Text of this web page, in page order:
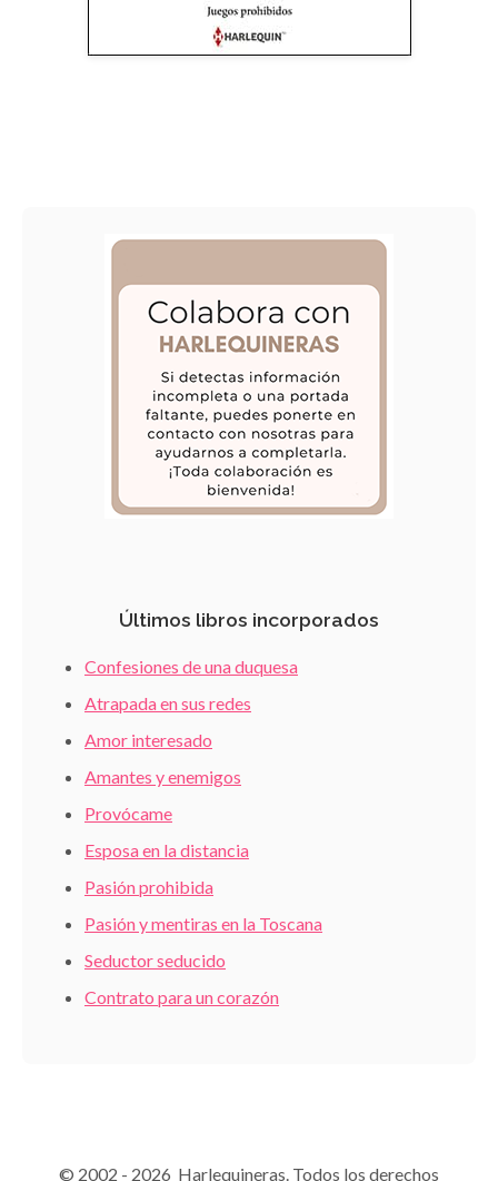
Últimos libros incorporados
Confesiones de una duquesa
Atrapada en sus redes
Amor interesado
Amantes y enemigos
Provócame
Esposa en la distancia
Pasión prohibida
Pasión y mentiras en la Toscana
Seductor seducido
Contrato para un corazón
© 2002 - 2026 Harlequineras. Todos los derechos